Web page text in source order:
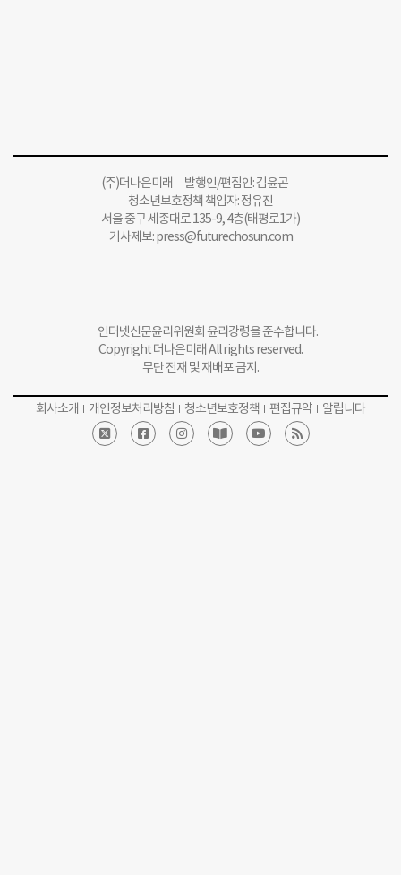
(주)더나은미래 발행인/편집인: 김윤곤
청소년보호정책 책임자: 정유진
서울 중구 세종대로 135-9, 4층(태평로1가)
기사제보:press@futurechosun.com
개인정보처리방침 청소년보호정책 편집규약